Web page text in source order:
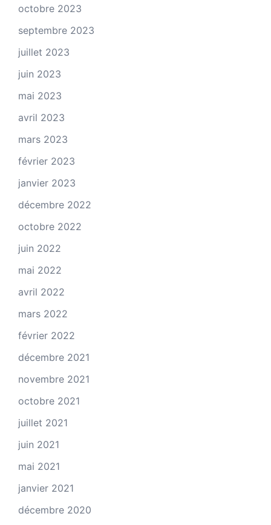
octobre 2023
septembre 2023
juillet 2023
juin 2023
mai 2023
avril 2023
mars 2023
février 2023
janvier 2023
décembre 2022
octobre 2022
juin 2022
mai 2022
avril 2022
mars 2022
février 2022
décembre 2021
novembre 2021
octobre 2021
juillet 2021
juin 2021
mai 2021
janvier 2021
décembre 2020